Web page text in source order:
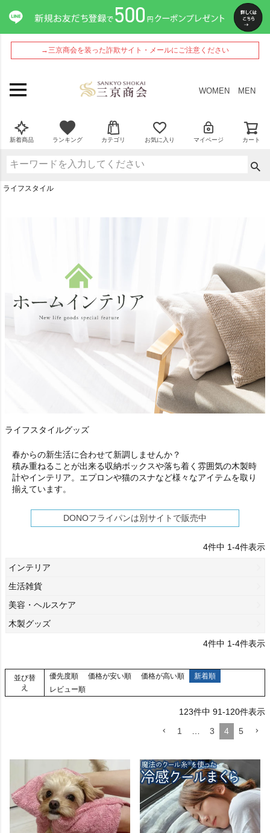
→三京商会を装った詐欺サイト・メールにご注意ください
WOMEN MEN
新着商品 ランキング カテゴリ お気に入り マイページ カート
ライフスタイル
ライフスタイルグッズ
春からの新生活に合わせて新調しませんか？
積み重ねることが出来る収納ボックスや落ち着く雰囲気の木製時
計やインテリア。エプロンや猫のスナなど様々なアイテムを取り
揃えています。
DONOフライパンは別サイトで販売中
4件中 1-4件表示
インテリア
生活雑貨
美容・ヘルスケア
木製グッズ
4件中 1-4件表示
並び替
え
優先度順 価格が安い順 価格が高い順
新着順
レビュー順
123件中 91-120件表示
1
… 3 4 5